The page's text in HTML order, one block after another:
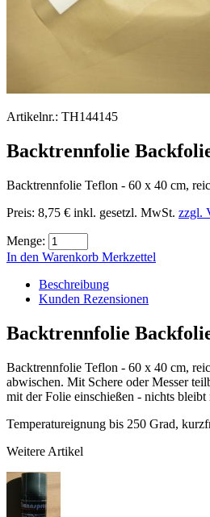
Artikelnr.: TH144145
Backtrennfolie
Backtrennfolie Teflon - 60 x 40 cm,
Preis: 8,75 € inkl. gesetzl. MwSt. zzgl.
Menge:
In den Warenkorb Merkzettel
Beschreibung
Kunden Rezensionen
Backtrennfolie
Backtrennfolie Teflon - 60 x 40 cm,
abwischen. Mit Schere oder Messer
mit der Folie einschießen - nichts bleibt
Temperatureignung bis 250 Grad,
Weitere Artikel